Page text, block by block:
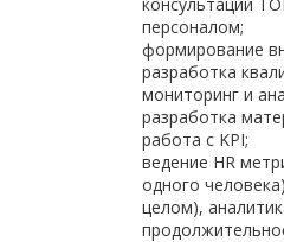
персоналом;
формирование
разработка
мониторинг и
разработка
работа с KPI;
ведение HR
одного
целом),